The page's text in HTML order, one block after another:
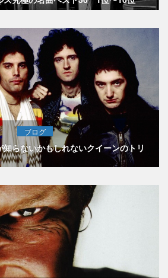
ブログ
らないかもしれないクイーンのトリ